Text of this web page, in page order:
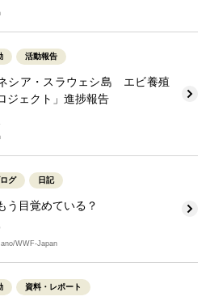
活動報告
ネシア・スラウェシ島 エビ養殖
ジェクト」進捗報告
グ 日記
う目覚めている？
WWF-Japan
資料・レポート